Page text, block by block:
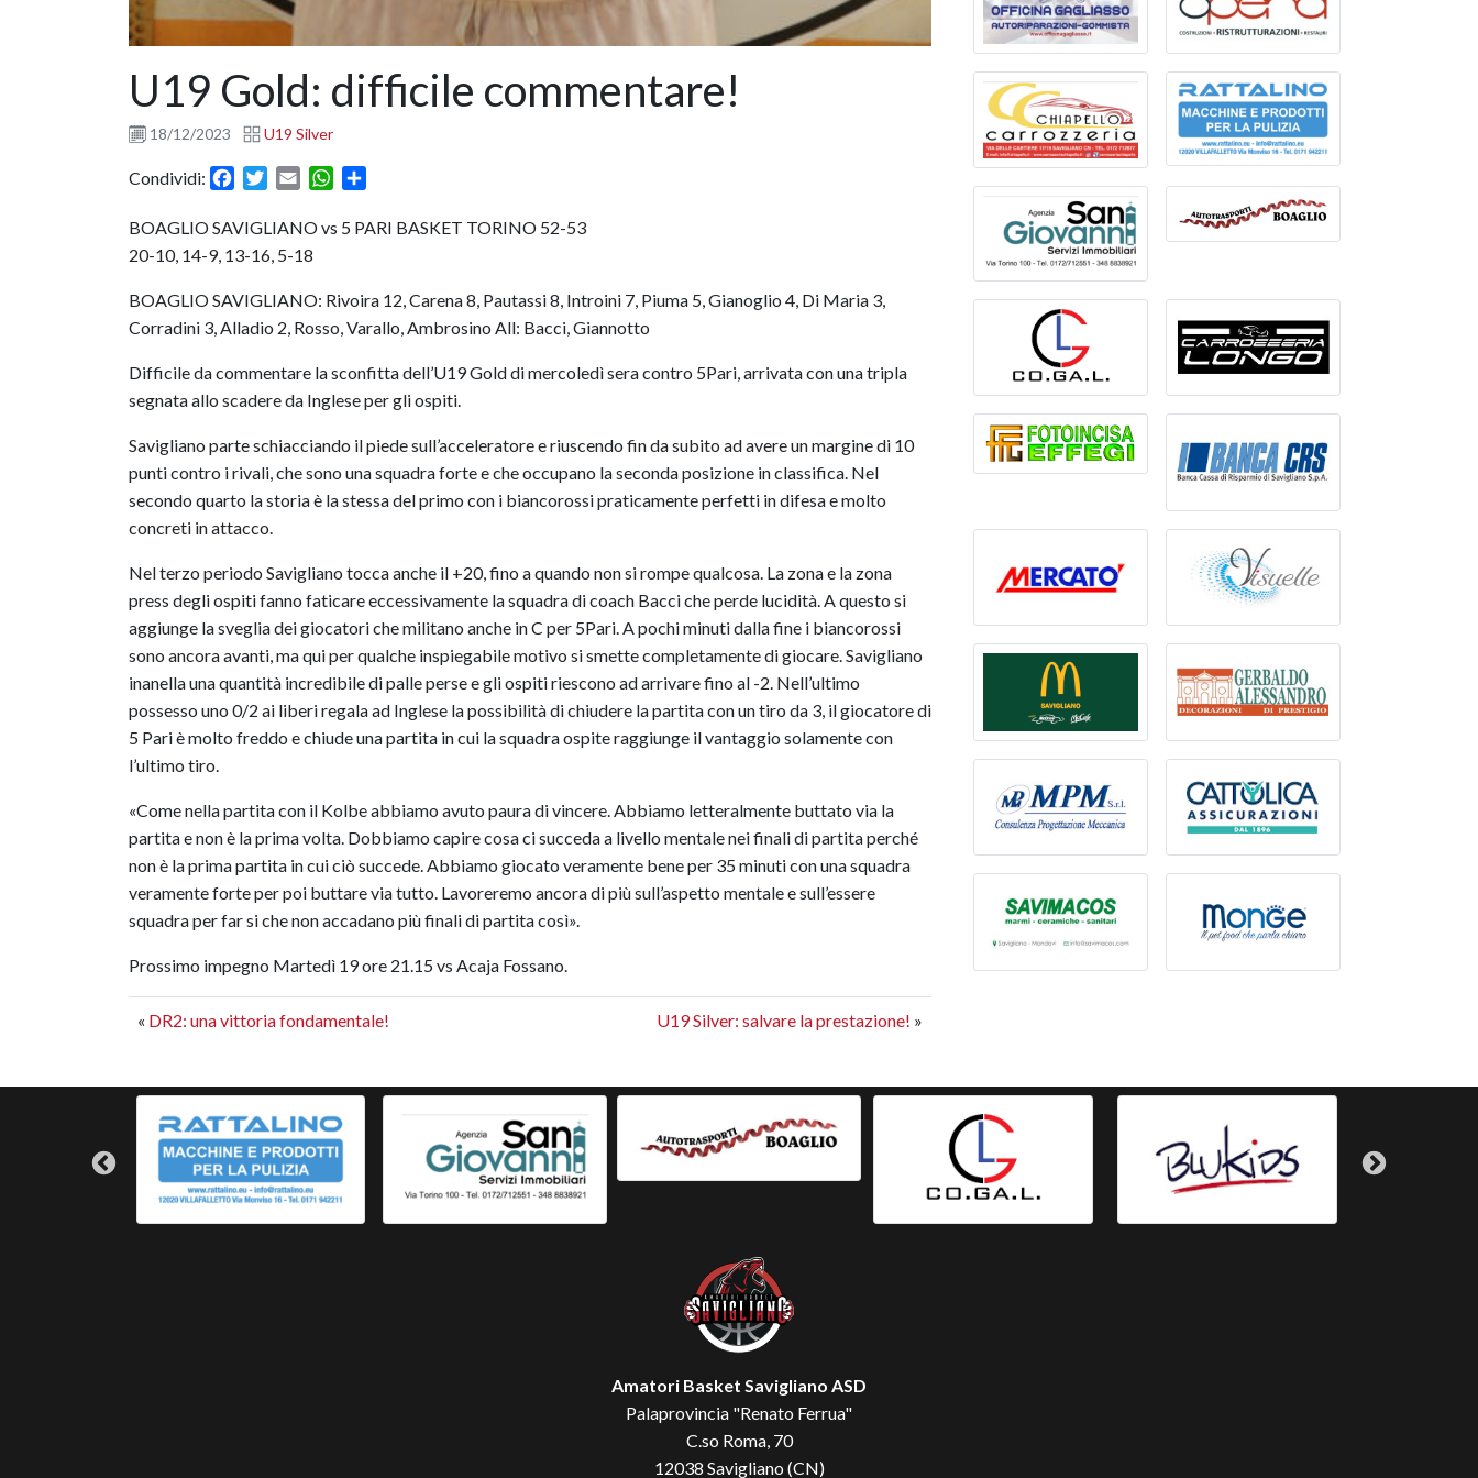
U19 Gold: difficile commentare!
18/12/2023 U19 Silver
Condividi: FacebookTwitter
Email WhatsApp
BOAGLIO SAVIGLIANO vs 5 PARI BASKET TORINO 52-53
20-10, 14-9, 13-16, 5-18
BOAGLIO SAVIGLIANO: Rivoira 12, Carena 8, Pautassi 8, Introini 7, Piuma 5, Gianoglio 4, Di Maria 3,
Corradini 3, Alladio 2, Rosso, Varallo, Ambrosino All: Bacci, Giannotto
Difficile da commentare la sconfitta dell’U19 Gold di mercoledì sera contro 5Pari, arrivata con una tripla
segnata allo scadere da Inglese per gli ospiti.
Savigliano parte schiacciando il piede sull’acceleratore e riuscendo fin da subito ad avere un margine di 10
punti contro i rivali, che sono una squadra forte e che occupano la seconda posizione in classifica. Nel
secondo quarto la storia è la stessa del primo con i biancorossi praticamente perfetti in difesa e molto
concreti in attacco.
Nel terzo periodo Savigliano tocca anche il +20, fino a quando non si rompe qualcosa. La zona e la zona
press degli ospiti fanno faticare eccessivamente la squadra di coach Bacci che perde lucidità. A questo si
aggiunge la sveglia dei giocatori che militano anche in C per 5Pari. A pochi minuti dalla fine i biancorossi
sono ancora avanti, ma qui per qualche inspiegabile motivo si smette completamente di giocare. Savigliano
inanella una quantità incredibile di palle perse e gli ospiti riescono ad arrivare fino al -2. Nell’ultimo
possesso uno 0/2 ai liberi regala ad Inglese la possibilità di chiudere la partita con un tiro da 3, il giocatore di
5 Pari è molto freddo e chiude una partita in cui la squadra ospite raggiunge il vantaggio solamente con
l’ultimo tiro.
«Come nella partita con il Kolbe abbiamo avuto paura di vincere. Abbiamo letteralmente buttato via la
partita e non è la prima volta. Dobbiamo capire cosa ci succeda a livello mentale nei finali di partita perché
non è la prima partita in cui ciò succede. Abbiamo giocato veramente bene per 35 minuti con una squadra
veramente forte per poi buttare via tutto. Lavoreremo ancora di più sull’aspetto mentale e sull’essere
squadra per far si che non accadano più finali di partita così».
Prossimo impegno Martedì 19 ore 21.15 vs Acaja Fossano.
« DR2: una vittoria fondamentale! U19 Silver: salvare la prestazione! »
Amatori Basket Savigliano ASD
Palaprovincia "Renato Ferrua"
C.so Roma, 70
12038 Savigliano (CN)